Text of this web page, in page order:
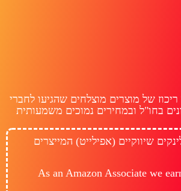
של מוצרים מוצלחים שהגיעו לחברי
בחו"ל ובמחירים נמוכים משמעותית
שיווקיים (אפילייט) המייצרים
As an Amazon Associate we